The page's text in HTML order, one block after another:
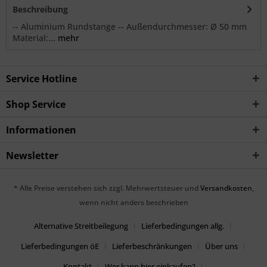
Beschreibung
-- Aluminium Rundstange -- Außendurchmesser: Ø 50 mm
Material:... mehr
Service Hotline
Shop Service
Informationen
Newsletter
* Alle Preise verstehen sich zzgl. Mehrwertsteuer und Versandkosten,
wenn nicht anders beschrieben
Alternative Streitbeilegung
Lieferbedingungen allg.
Lieferbedingungen öE
Lieferbeschränkungen
Über uns